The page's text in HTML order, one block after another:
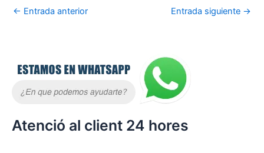
← Entrada anterior Entrada siguiente →
Atenció al client 24 hores